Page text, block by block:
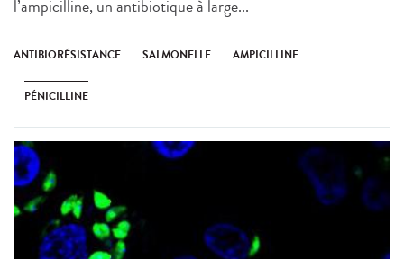
l’ampicilline, un antibiotique à large...
ANTIBIORÉSISTANCE SALMONELLE AMPICILLINE
PÉNICILLINE